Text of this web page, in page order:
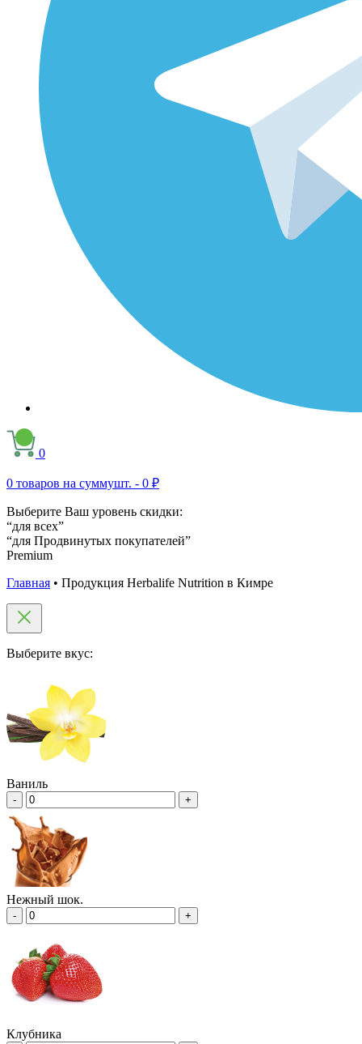
0
0 товаров на суммушт. - 0 ₽
Выберите Ваш уровень скидки:
“для всех”
“для Продвинутых покупателей”
Premium
Главная • Продукция Herbalife Nutrition в Кимре
Выберите вкус:
Ваниль
- +
Нежный шок.
- +
Клубника